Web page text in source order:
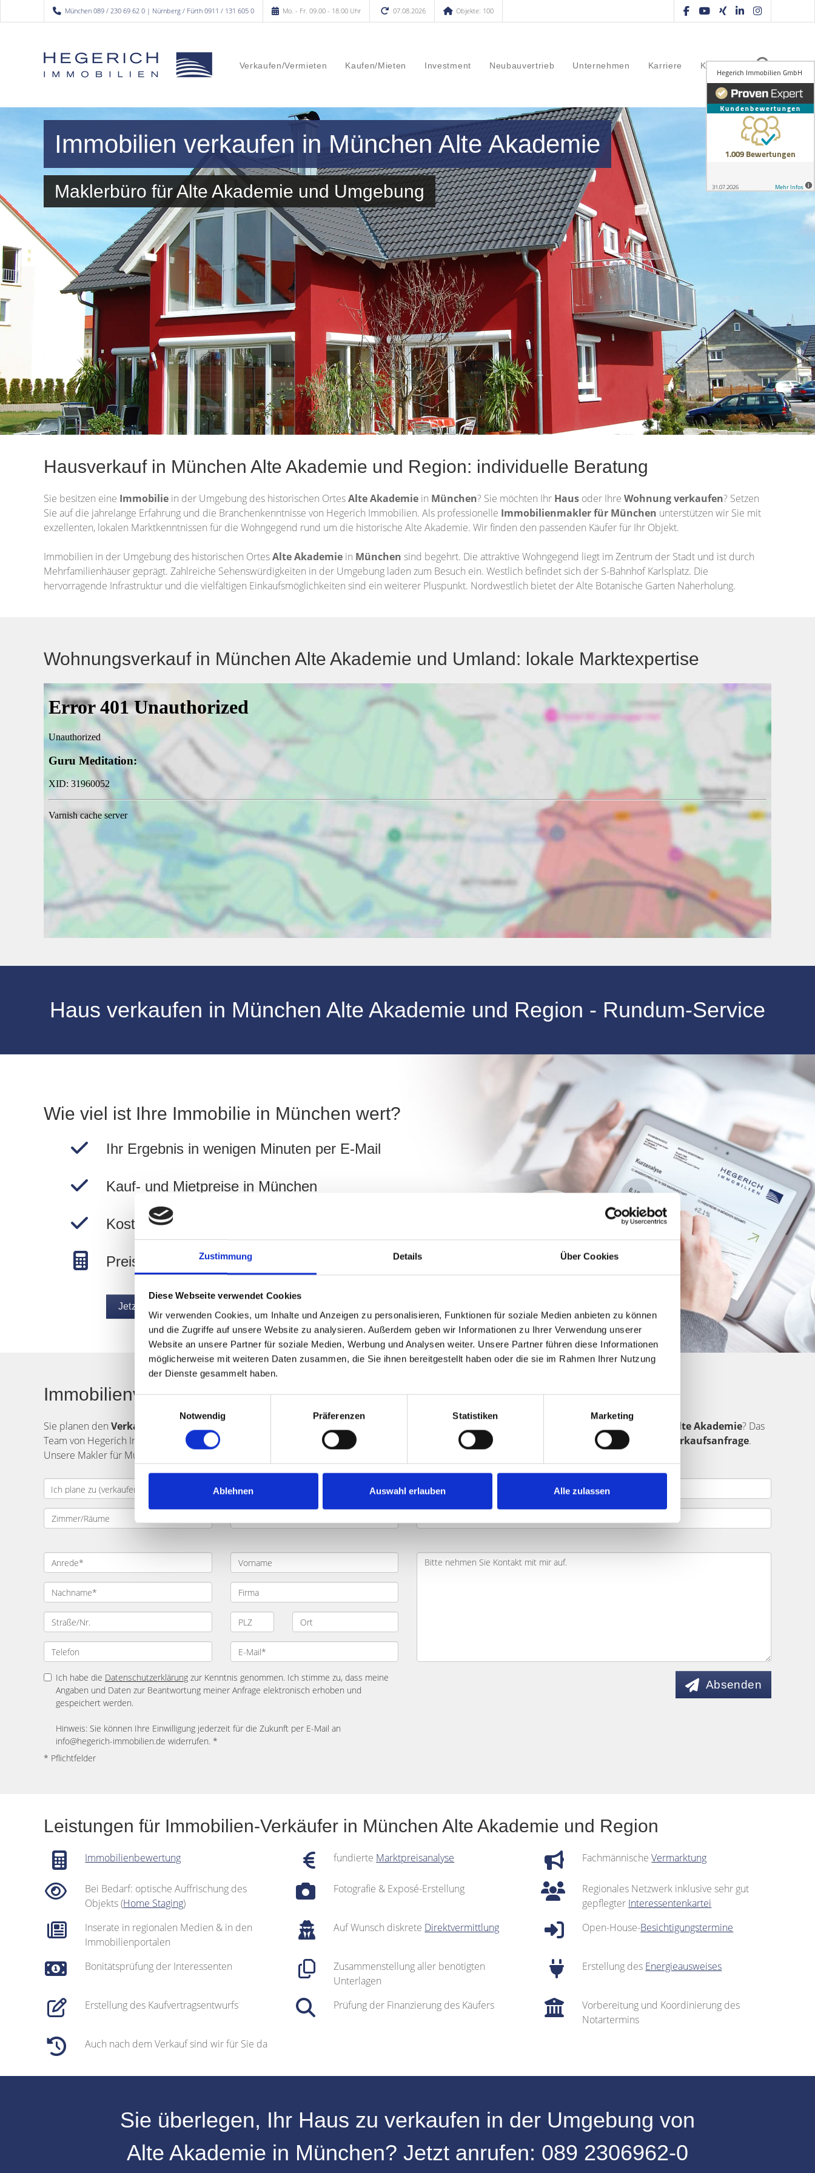
Zustimmung Details Über Cookies
Diese Webseite verwendet Cookies
Wir verwenden Cookies, um Inhalte und Anzeigen zu personalisieren, Funktionen für soziale Medien anbieten zu können
und die Zugriffe auf unsere Website zu analysieren. Außerdem geben wir Informationen zu Ihrer Verwendung unserer
Website an unsere Partner für soziale Medien, Werbung und Analysen weiter. Unsere Partner führen diese Informationen
möglicherweise mit weiteren Daten zusammen, die Sie ihnen bereitgestellt haben oder die sie im Rahmen Ihrer Nutzung
der Dienste gesammelt haben.
Notwendig
Präferenzen Statistiken Marketing
Ablehnen Auswahl erlauben Alle zulassen
München 089 / 230 69 62 0 | Nürnberg / Fürth 0911 / 131 605 0 Mo. - Fr. 09.00 - 18.00 Uhr 07.08.2026 Objekte: 100
Verkaufen/Vermieten Kaufen/Mieten Investment Neubauvertrieb Unternehmen Karriere Kontakt
Immobilien verkaufen in München Alte Akademie
Maklerbüro für Alte Akademie und Umgebung
Hausverkauf in München Alte Akademie und Region: individuelle Beratung
Sie besitzen eine Immobilie in der Umgebung des historischen OrtesAlte Akademie in München? Sie möchten Ihr Haus oder Ihre Wohnungverkaufen? Setzen
Sie auf die jahrelange Erfahrung und die Branchenkenntnisse von Hegerich Immobilien. Als professionelle Immobilienmakler für München unterstützen wir Sie mit
exzellenten, lokalen Marktkenntnissen für die Wohngegend rund um die historische Alte Akademie. Wir finden den passenden Käufer für Ihr Objekt.
Immobilien in der Umgebung des historischen OrtesAlte Akademie in München sind begehrt. Die attraktive Wohngegend liegt im Zentrum der Stadt und ist durch
Mehrfamilienhäuser geprägt. Zahlreiche Sehenswürdigkeiten in der Umgebung laden zum Besuch ein. Westlich befindet sich der S-Bahnhof Karlsplatz. Die
hervorragende Infrastruktur und die vielfältigen Einkaufsmöglichkeiten sind ein weiterer Pluspunkt. Nordwestlich bietet der Alte Botanische Garten Naherholung.
Wohnungsverkauf in München Alte Akademie und Umland: lokale Marktexpertise
Haus verkaufen in München Alte Akademie und Region - Rundum-Service
Wie viel ist Ihre Immobilie in München wert?
Ihr Ergebnis in wenigen Minuten per E-Mail
Kauf- und Mietpreise in München
Kostenlos und unverbindlich
Preise in München berechnen!
Jetzt Wert ermitteln
Immobilienverkauf in München Alte Akademie und Umland: Käufer finden
Sie planen den Verkauf Alte Akademie? Das
Team von Hegerich Immobilien unterstützt Sie gern. Geben Sie die wichtigsten Daten zu Ihrem Objekt in das Formular ein.
Senden Sie uns Ihre Verkaufsanfrage.
Unsere Makler für München Alte Akademie und Umgebung kontaktieren Sie zügig und besprechen mit Ihnen Ihr Projekt.
Ich habe die Datenschutzerklärung zur Kenntnis genommen. Ich stimme zu, dass meine
Angaben und Daten zur Beantwortung meiner Anfrage elektronisch erhoben und
gespeichert werden.
Hinweis: Sie können Ihre Einwilligung jederzeit für die Zukunft per E-Mail an
info@hegerich-immobilien.de widerrufen. *
* Pflichtfelder
Absenden
Leistungen für Immobilien-Verkäufer in München Alte Akademie und Region
Immobilienbewertung fundierte Marktpreisanalyse FachmännischeVermarktung
Bei Bedarf: optische Auffrischung des
Objekts (Home Staging)
Fotografie & Exposé-Erstellung
Regionales Netzwerk inklusive sehr gut
gepflegter Interessentenkartei
Inserate in regionalen Medien & in den
Immobilienportalen
Auf Wunsch diskrete Direktvermittlung Open-House-Besichtigungstermine
Bonitätsprüfung der Interessenten
Zusammenstellung aller benötigten
Unterlagen
Erstellung des Energieausweises
Erstellung des Kaufvertragsentwurfs Prüfung der Finanzierung des Käufers
Vorbereitung und Koordinierung des
Notartermins
Auch nach dem Verkauf sind wir für Sie da
Sie überlegen, Ihr Haus zu verkaufen in der Umgebung von
Alte Akademie in München? Jetzt anrufen: 089 2306962-0